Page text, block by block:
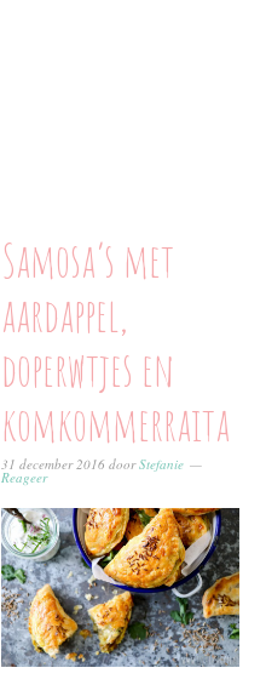
Samosa’s met
aardappel,
doperwtjes en
komkommerraita
31 december 2016 doorStefanie
Reageer